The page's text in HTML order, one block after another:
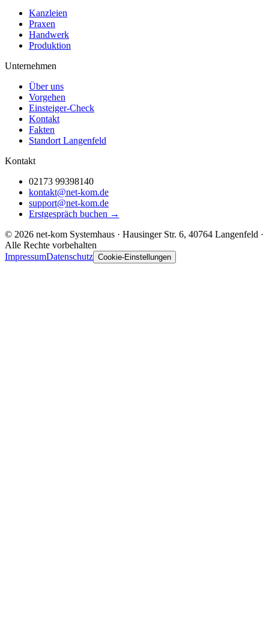
Kanzleien
Praxen
Handwerk
Produktion
Unternehmen
Über uns
Vorgehen
Einsteiger-Check
Kontakt
Fakten
Standort Langenfeld
Kontakt
02173 99398140
kontakt@net-kom.de
support@net-kom.de
Erstgespräch buchen →
© 2026 net-kom Systemhaus · Hausinger Str. 6, 40764 Langenfeld ·
Alle Rechte vorbehalten
ImpressumDatenschutz Cookie-Einstellungen